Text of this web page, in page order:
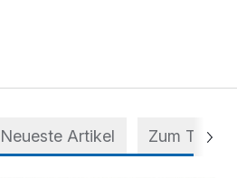
Neueste Artikel Zum Thema